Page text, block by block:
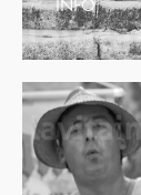
INFO